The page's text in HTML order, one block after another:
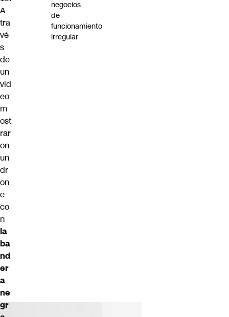
A
tra
vé
s
de
un
vid
eo
m
ost
rar
on
un
dr
on
e
co
n
la
ba
nd
er
a
ne
gr
negocios
de
funcionamiento
irregular